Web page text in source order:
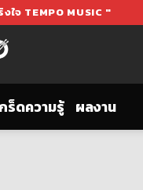
จ TEMPO MUSIC "
ร็ดความรู้ ผลงาน